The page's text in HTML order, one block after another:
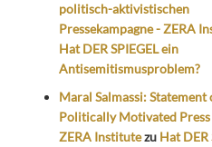
politisch-aktivistischen
Pressekampagne - ZERA
Hat DER SPIEGEL ein
Antisemitismusproblem?
Maral Salmassi: Statement
Politically Motivated Press
ZERA Institutezu Hat DER